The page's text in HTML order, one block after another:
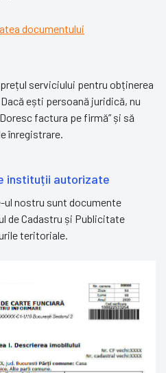
documentului
serviciului pentru obținerea
ești persoană juridică, nu
factura pe firmă” și să
înregistrare.
instituții autorizate
nostru sunt documente
de Cadastru și Publicitate
teritoriale.